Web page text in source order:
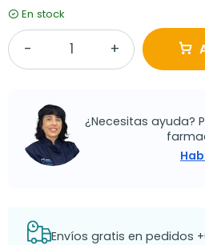
En stock
¿Necesitas ayuda?
Envíos gratis en pedidos